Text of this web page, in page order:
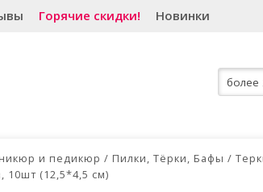
Горячие скидки! Новинки
и педикюр Пилки, Тёрки, Бафы
10шт (12,5*4,5 см)